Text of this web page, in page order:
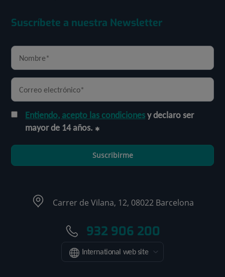
Suscríbete a nuestra Newsletter
Entiendo, acepto las condicionesy declaro ser
mayor de 14 años.
Suscribirme
Carrer de Vilana, 12, 08022 Barcelona
932 906 200
International web site